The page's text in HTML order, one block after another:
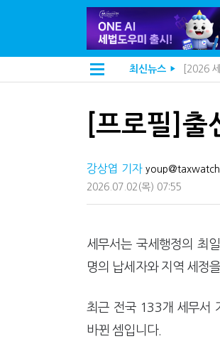
최신뉴스 ▶
[2026
[2026
[2026
전자담
[인터뷰
지방재
김밥엔
"세무
배달라
반도체
[프로필]출
강상엽 기자
2026.07.02 (목) 07:55
세무서는 국세행정의 최
명의 납세자와 지역 세정
최근 전국 133개 세무서
바뀐 셈입니다.